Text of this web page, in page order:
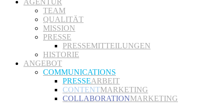
TEAM
QUALITÄT
MISSION
PRESSE
PRESSEMITTEILUNGEN
HISTORIE
ANGEBOT
COMMUNICATIONS
PRESSEARBEIT
CONTENTMARKETING
COLLABORATIONMARKETING